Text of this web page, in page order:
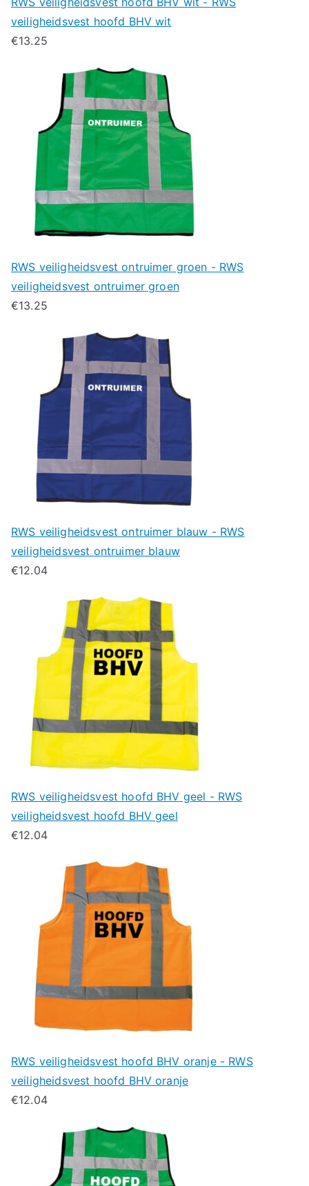
veiligheidsvest hoofd BHV wit
€13.25
RWS veiligheidsvest ontruimer groen - RWS
veiligheidsvest ontruimer groen
€13.25
RWS veiligheidsvest ontruimer blauw - RWS
veiligheidsvest ontruimer blauw
€12.04
RWS veiligheidsvest hoofd BHV geel - RWS
veiligheidsvest hoofd BHV geel
€12.04
RWS veiligheidsvest hoofd BHV oranje - RWS
veiligheidsvest hoofd BHV oranje
€12.04